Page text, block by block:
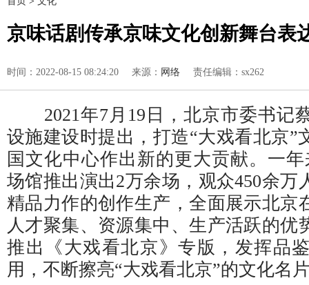
京味话剧传承京味文化创新舞台表
时间：2022-08-15 08:24:20 来源： 网络 责任编辑：sx262
2021年7月19日，北京市委书记
设施建设时提出，打造“大戏看北京”
国文化中心作出新的更大贡献。一
场馆推出演出2万余场，观众450余万
精品力作的创作生产，全面展示北京
人才聚集、资源集中、生产活跃的优
推出《大戏看北京》专版，发挥品
用，不断擦亮“大戏看北京”的文化名